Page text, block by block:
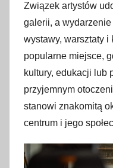
Związek artystów
galerii, a
wystawy, warsztaty i
popularne miejsce,
kultury, edukacji lub
przyjemnym
stanowi znakomitą
centrum i jego